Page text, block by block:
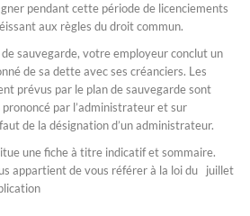
pendant cette période de licenciements
aux règles du droit commun.
de sauvegarde, votre employeur conclut un
de sa dette avec ses créanciers. Les
prévus par le plan de sauvegarde sont
par l’administrateur et sur
de la désignation d’un administrateur.
une fiche à titre indicatif et sommaire.
appartient de vous référer à la loi du juillet